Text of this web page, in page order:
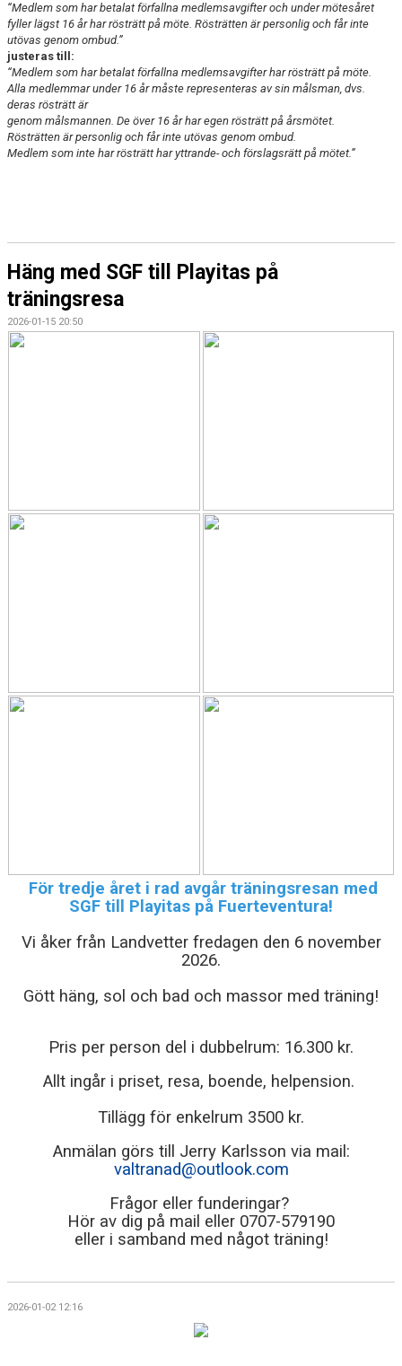
“Medlem som har betalat förfallna medlemsavgifter och under mötesåret
fyller lägst 16 år har rösträtt på möte. Rösträtten är personlig och får inte
utövas genom ombud.”
justeras till:
“Medlem som har betalat förfallna medlemsavgifter har rösträtt på möte.
Alla medlemmar under 16 år måste representeras av sin målsman, dvs.
deras rösträtt är
genom målsmannen. De över 16 år har egen rösträtt på årsmötet.
Rösträtten är personlig och får inte utövas genom ombud.
Medlem som inte har rösträtt har yttrande- och förslagsrätt på mötet.”
Häng med SGF till Playitas på
träningsresa
2026-01-15 20:50
För tredje året i rad avgår träningsresan med
SGF till Playitas på Fuerteventura!
Vi åker från Landvetter fredagen den 6 november
2026.
Gött häng, sol och bad och massor med träning!
Pris per person del i dubbelrum: 16.300 kr.
Allt ingår i priset, resa, boende, helpension.
Tillägg för enkelrum 3500 kr.
Anmälan görs till Jerry Karlsson via mail:
valtranad@outlook.com
Frågor eller funderingar?
Hör av dig på mail eller 0707-579190
eller i samband med något träning!
2026-01-02 12:16